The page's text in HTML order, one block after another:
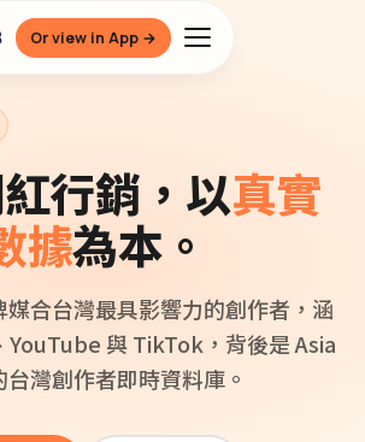
Or view in App →
台灣
行銷，以真實
據為本。
合台灣最具影響力的創作者，涵
與 TikTok，背後是 Asia
台灣創作者即時資料庫。